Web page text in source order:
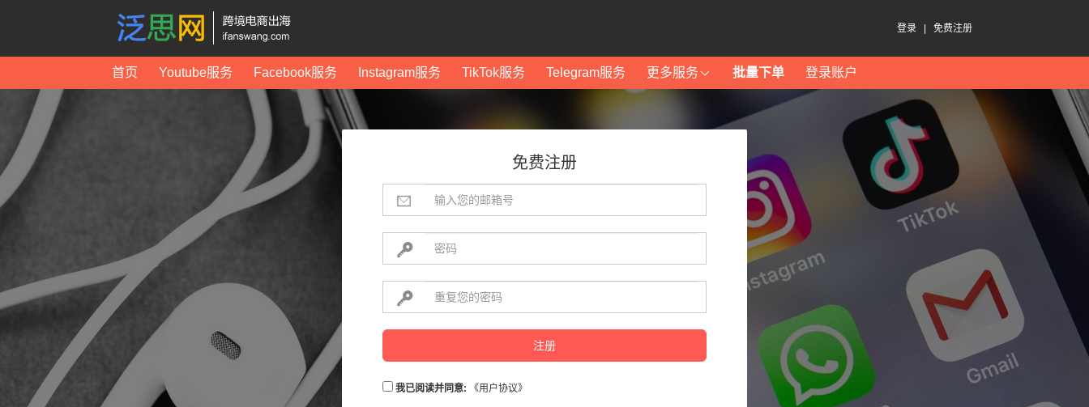
登录 免费注册
首页 Youtube服务 Facebook服务 Instagram服务 TikTok服务 Telegram服务 更多服务 批量下单 登录账户
免费注册
注册
我已阅读并同意: 《用户协议》